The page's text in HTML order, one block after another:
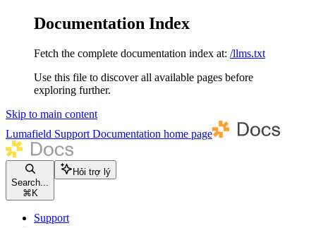
Documentation Index
Fetch the complete documentation index at: /llms.txt
Use this file to discover all available pages before
exploring further.
Skip to main content
Lumafield Support Documentation home page
Search...
⌘ K
Hỏi trợ lý
Support